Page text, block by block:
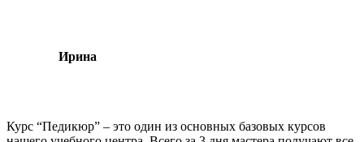
Ирина
Курс “Педикюр” – это один из основных базовых курсов